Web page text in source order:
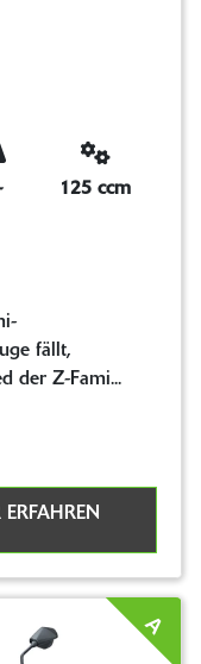
125 ccm
fällt,
der Z-Fami...
A